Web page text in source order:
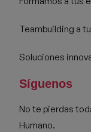
Teambuilding a
Soluciones
Síguenos
No te pierdas
Humano.